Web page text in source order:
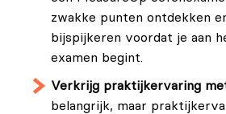
zwakke punten ontdekken
bijspijkeren voordat je aan
examen begint.
Verkrijg praktijkervaring
belangrijk, maar